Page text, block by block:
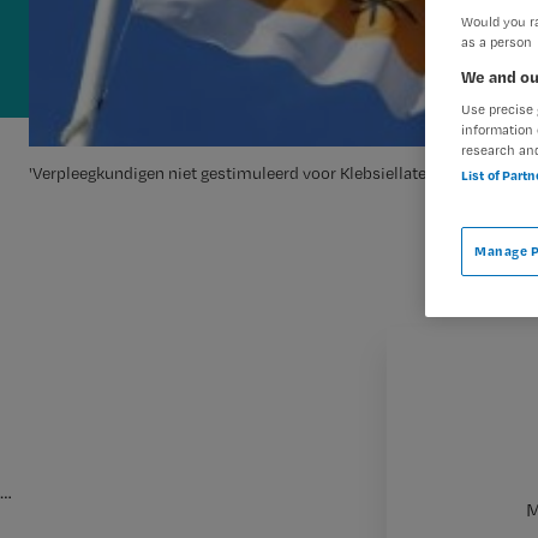
'Verpleegkundigen niet gestimuleerd voor Klebsiellatest'
…
Would you
as a person
We and
Use
information
research
List of
Manage